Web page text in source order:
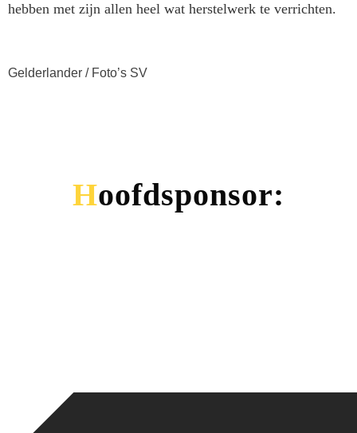
hebben met zijn allen heel wat herstelwerk te verrichten.
Gelderlander / Foto’s SV
Hoofdsponsor: